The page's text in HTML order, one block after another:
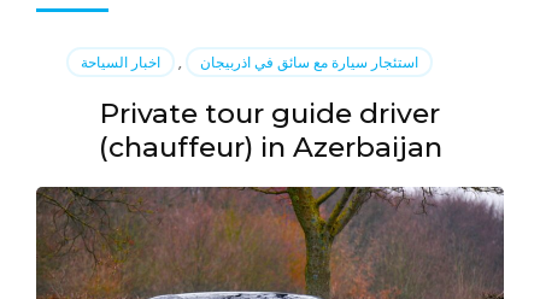
اخبار السياحة , استئجار سيارة مع سائق في اذربيجان
Private tour guide driver
(chauffeur) in Azerbaijan